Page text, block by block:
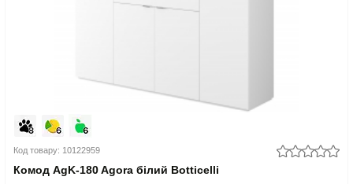
Код товару: 10122959
Комод AgK-180 Agora білий Botticelli